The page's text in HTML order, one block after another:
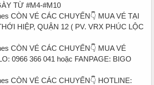
TỪ #M4-#M10
MUA VÉ TẠI
HIỆP, QUẬN 12 ( PV. VRX PHÚC LỘC
MUA VÉ
0966 366 041 hoặc FANPAGE: BIGO
HOTLINE: